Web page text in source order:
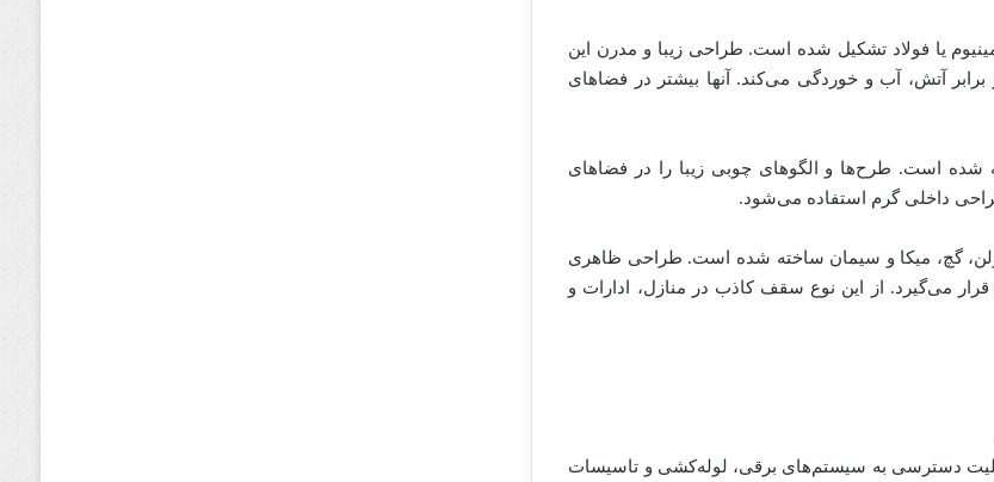
یا فولاد تشکیل شده است. طراحی زیبا و مدرن این
برابر آتش، آب و خوردگی می‌کند. آنها بیشتر در فضاهای
است. طرح‌ها و الگوهای چوبی زیبا را در فضاهای
داخلی گرم استفاده می‌شود.
گچ، میکا و سیمان ساخته شده است. طراحی ظاهری
می‌گیرد. از این نوع سقف کاذب در منازل، ادارات و
دسترسی به سیستم‌های برقی، لوله‌کشی و تاسیسات